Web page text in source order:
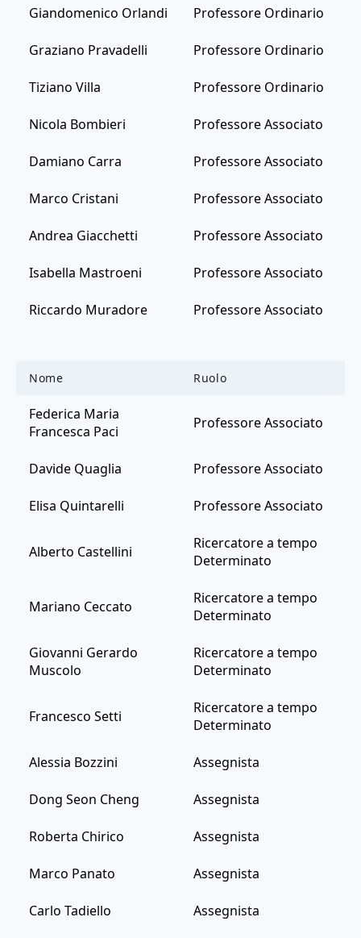
Giandomenico Orlandi Professore Ordinario
Graziano Pravadelli Professore Ordinario
Tiziano Villa Professore Ordinario
Nicola Bombieri Professore Associato
Damiano Carra Professore Associato
Marco Cristani Professore Associato
Andrea Giacchetti Professore Associato
Isabella Mastroeni Professore Associato
Riccardo Muradore Professore Associato
Nome Ruolo
Federica Maria
Francesca Paci
Professore Associato
Davide Quaglia Professore Associato
Elisa Quintarelli Professore Associato
Alberto Castellini
Ricercatore a tempo
Determinato
Mariano Ceccato
Ricercatore a tempo
Determinato
Giovanni Gerardo
Muscolo
Ricercatore a tempo
Determinato
Francesco Setti
Ricercatore a tempo
Determinato
Alessia Bozzini Assegnista
Dong Seon Cheng Assegnista
Roberta Chirico Assegnista
Marco Panato Assegnista
Carlo Tadiello Assegnista